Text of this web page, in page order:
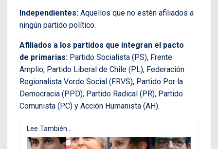
Independientes: Aquellos que no estén afiliados a
ningún partido político.
Afiliados a los partidos que integran el pacto
de primarias: Partido Socialista (PS), Frente
Amplio, Partido Liberal de Chile (PL), Federación
Regionalista Verde Social (FRVS), Partido Por la
Democracia (PPD), Partido Radical (PR), Partido
Comunista (PC) y Acción Humanista (AH).
Lee También...